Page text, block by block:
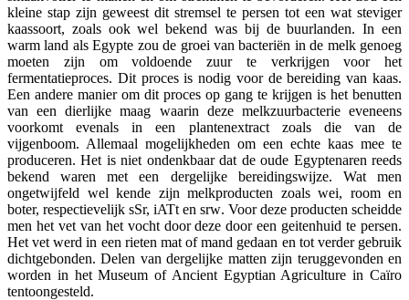
kleine stap zijn geweest dit stremsel te persen tot een wat steviger
kaassoort, zoals ook wel bekend was bij de buurlanden. In een
warm land als Egypte zou de groei van bacteriën in de melk genoeg
moeten zijn om voldoende zuur te verkrijgen voor het
fermentatieproces. Dit proces is nodig voor de bereiding van kaas.
Een andere manier om dit proces op gang te krijgen is het benutten
van een dierlijke maag waarin deze melkzuurbacterie eveneens
voorkomt evenals in een plantenextract zoals die van de
vijgenboom. Allemaal mogelijkheden om een echte kaas mee te
produceren. Het is niet ondenkbaar dat de oude Egyptenaren reeds
bekend waren met een dergelijke bereidingswijze. Wat men
ongetwijfeld wel kende zijn melkproducten zoals wei, room en
boter, respectievelijk sSr, iATt en srw. Voor deze producten scheidde
men het vet van het vocht door deze door een geitenhuid te persen.
Het vet werd in een rieten mat of mand gedaan en tot verder gebruik
dichtgebonden. Delen van dergelijke matten zijn teruggevonden en
worden in het Museum of Ancient Egyptian Agriculture in Caïro
tentoongesteld.